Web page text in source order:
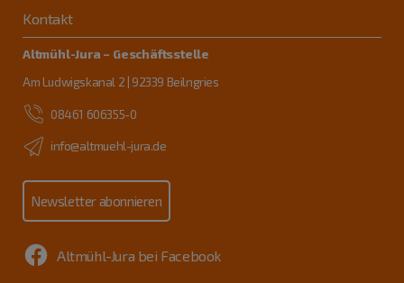
Kontakt
Altmühl-Jura – Geschäftsstelle
Am Ludwigskanal 2 | 92339 Beilngries
08461 606355-0
info@altmuehl-jura.de
Newsletter abonnieren
Altmühl-Jura bei Facebook